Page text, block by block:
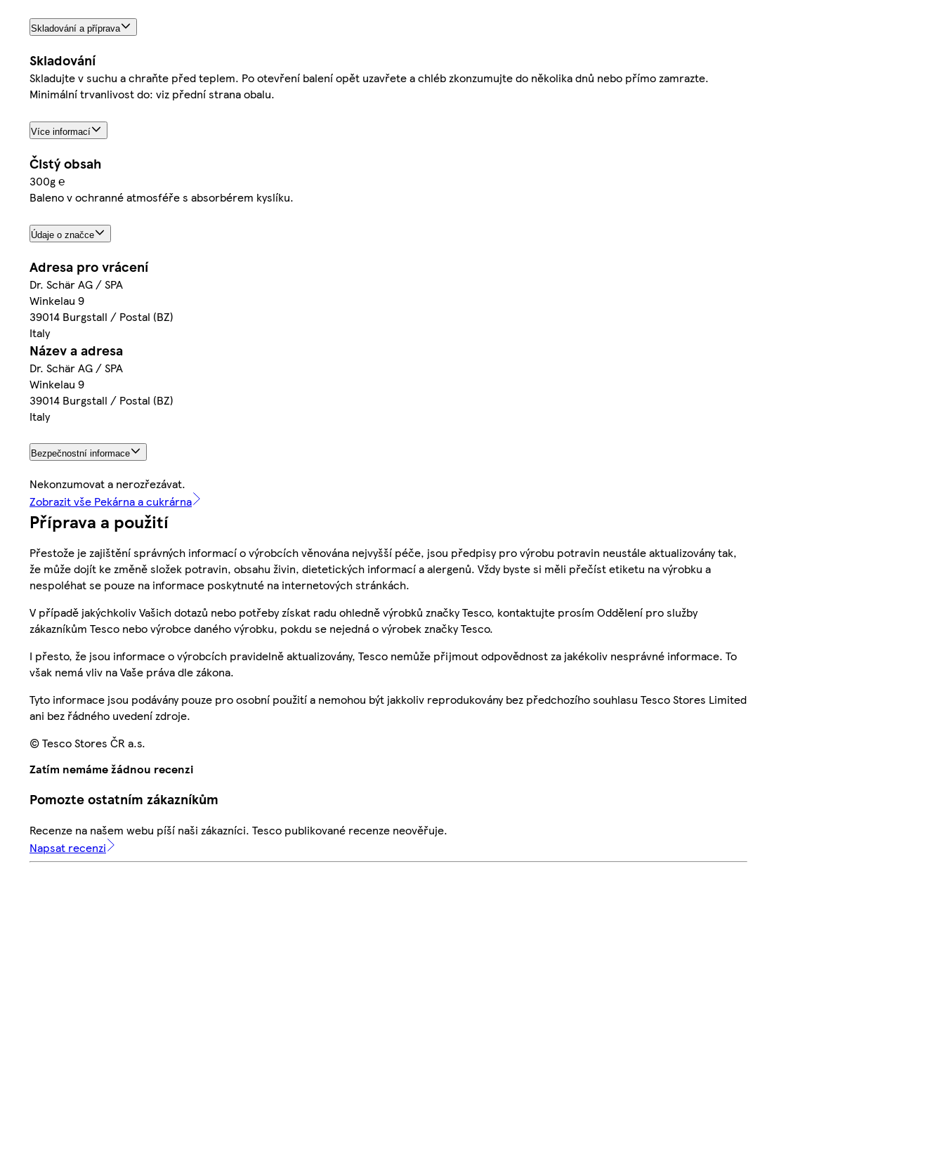
Skladování a příprava
Skladování
Skladujte v suchu a chraňte před teplem. Po otevření balení opět uzavřete a chléb zkonzumujte do několika dnů nebo přímo zamrazte.
Minimální trvanlivost do: viz přední strana obalu.
Více informací
Čistý obsah
300g ℮
Baleno v ochranné atmosféře s absorbérem kyslíku.
Údaje o značce
Adresa pro vrácení
Dr. Schär AG / SPA
Winkelau 9
39014 Burgstall / Postal (BZ)
Italy
Název a adresa
Dr. Schär AG / SPA
Winkelau 9
39014 Burgstall / Postal (BZ)
Italy
Bezpečnostní informace
Nekonzumovat a nerozřezávat.
Zobrazit vše Pekárna a cukrárna
Příprava a použití
Přestože je zajištění správných informací o výrobcích věnována nejvyšší péče, jsou předpisy pro výrobu potravin neustále aktualizovány tak,
že může dojít ke změně složek potravin, obsahu živin, dietetických informací a alergenů. Vždy byste si měli přečíst etiketu na výrobku a
nespoléhat se pouze na informace poskytnuté na internetových stránkách.
V případě jakýchkoliv Vašich dotazů nebo potřeby získat radu ohledně výrobků značky Tesco, kontaktujte prosím Oddělení pro služby
zákazníkům Tesco nebo výrobce daného výrobku, pokdu se nejedná o výrobek značky Tesco.
I přesto, že jsou informace o výrobcích pravidelně aktualizovány, Tesco nemůže přijmout odpovědnost za jakékoliv nesprávné informace. To
však nemá vliv na Vaše práva dle zákona.
Tyto informace jsou podávány pouze pro osobní použití a nemohou být jakkoliv reprodukovány bez předchozího souhlasu Tesco Stores Limited
ani bez řádného uvedení zdroje.
© Tesco Stores ČR a.s.
Zatím nemáme žádnou recenzi
Pomozte ostatním zákazníkům
Recenze na našem webu píší naši zákazníci. Tesco publikované recenze neověřuje.
Napsat recenzi